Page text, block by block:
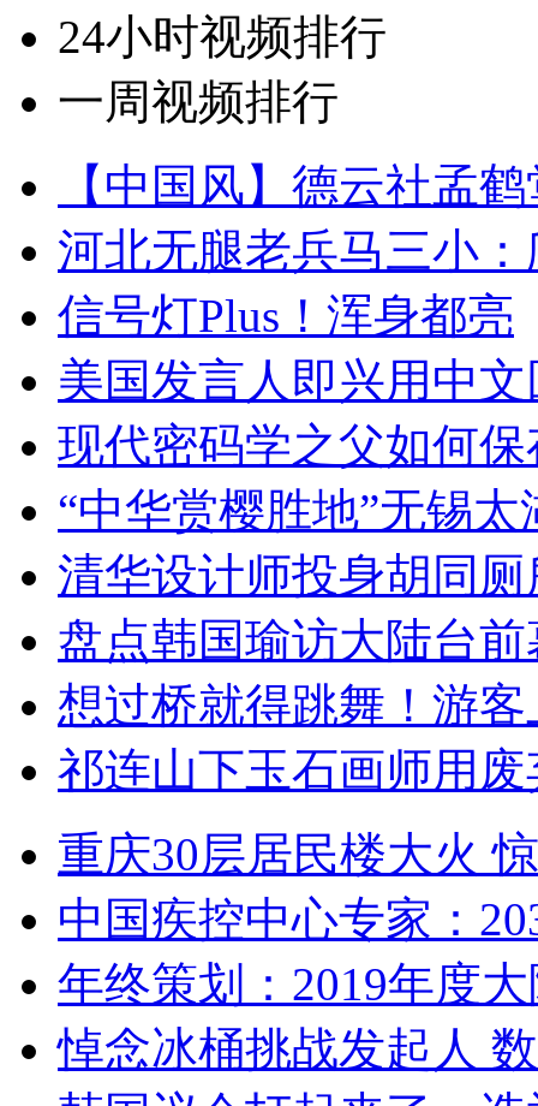
24小时视频排行
一周视频排行
【中国风】德云社孟
河北无腿老兵马三小
信号灯Plus！浑身都亮
美国发言人即兴用中
现代密码学之父如何
“中华赏樱胜地”无锡
清华设计师投身胡同
盘点韩国瑜访大陆台
想过桥就得跳舞！游客
祁连山下玉石画师用
重庆30层居民楼大火
中国疾控中心专家：
年终策划：2019年度
悼念冰桶挑战发起人